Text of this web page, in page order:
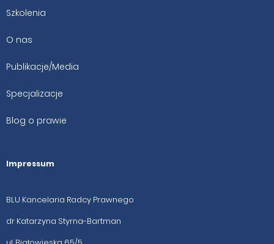
Szkolenia
O nas
Publikacje/Media
Specjalizacje
Blog o prawie
Impressum
BLU Kancelaria Radcy Prawnego
dr Katarzyna Styrna-Bartman